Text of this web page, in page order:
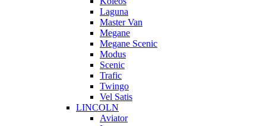
Laguna
Master Van
Megane
Megane Scenic
Modus
Scenic
Trafic
Twingo
Vel Satis
LINCOLN
Aviator